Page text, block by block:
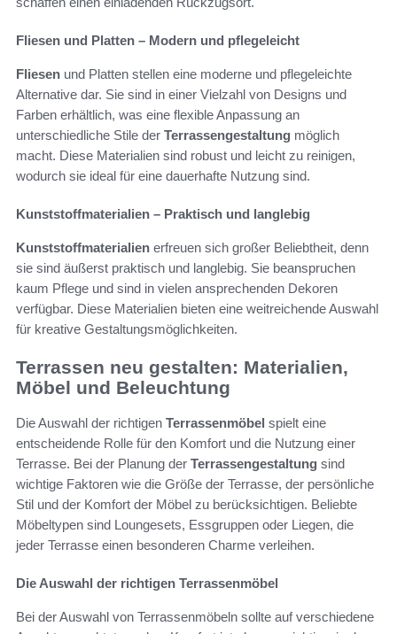
Fliesen und Platten – Modern und pflegeleicht
Fliesen und Platten stellen eine moderne und pflegeleichte
Alternative dar. Sie sind in einer Vielzahl von Designs und
Farben erhältlich, was eine flexible Anpassung an
unterschiedliche Stile der Terrassengestaltung möglich
macht. Diese Materialien sind robust und leicht zu reinigen,
wodurch sie ideal für eine dauerhafte Nutzung sind.
Kunststoffmaterialien – Praktisch und langlebig
Kunststoffmaterialien erfreuen sich großer Beliebtheit, denn
sie sind äußerst praktisch und langlebig. Sie beanspruchen
kaum Pflege und sind in vielen ansprechenden Dekoren
verfügbar. Diese Materialien bieten eine weitreichende Auswahl
für kreative Gestaltungsmöglichkeiten.
Terrassen neu gestalten: Materialien,
Möbel und Beleuchtung
Die Auswahl der richtigen Terrassenmöbel spielt eine
entscheidende Rolle für den Komfort und die Nutzung einer
Terrasse. Bei der Planung der Terrassengestaltung sind
wichtige Faktoren wie die Größe der Terrasse, der persönliche
Stil und der Komfort der Möbel zu berücksichtigen. Beliebte
Möbeltypen sind Loungesets, Essgruppen oder Liegen, die
jeder Terrasse einen besonderen Charme verleihen.
Die Auswahl der richtigen Terrassenmöbel
Bei der Auswahl von Terrassenmöbeln sollte auf verschiedene